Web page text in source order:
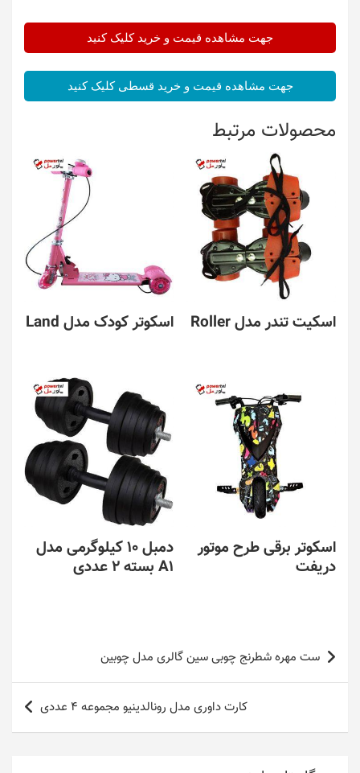
جهت مشاهده قیمت و خرید کلیک کنید
جهت مشاهده قیمت و خرید قسطی کلیک کنید
محصولات مرتبط
اسکیت تندر مدل Roller اسکوتر کودک مدل Land
اسکوتر برقی طرح موتور
دریفت
دمبل 10 کیلوگرمی مدل
A1 بسته 2 عددی
راهبری
نوشته
ست مهره شطرنج چوبی سین گالری مدل چوبین
کارت داوری مدل رونالدینیو مجموعه 4 عددی